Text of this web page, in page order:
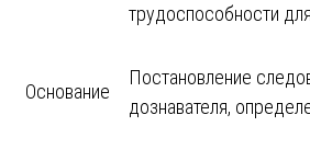
трудоспособности
Основание
Постановление
дознавателя,